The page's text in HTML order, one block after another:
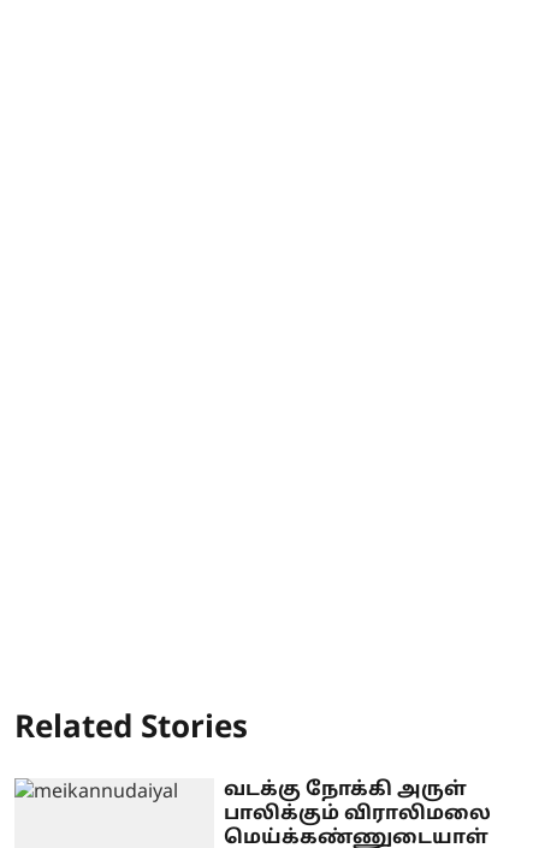
Related Stories
வடக்கு நோக்கி அருள்
பாலிக்கும் விராலிமலை
மெய்க்கண்ணுடையாள்